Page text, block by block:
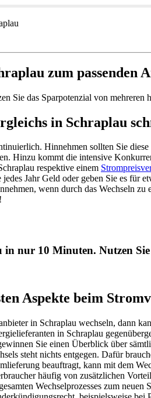
zum passenden
Sie das Sparpotenzial von mehreren
in Schraplau
Hinnehmen sollten Sie
Hinzu kommt die intensive
respektive einem
Jahr Geld oder geben Sie es
wenn durch das Wechseln
in nur 10 Minuten. Nutzen
Aspekte beim
in Schraplau wechseln, dann
in Schraplau
Sie einen Überblick über
steht nichts entgegen. Dafür
beauftragt, kann mit dem
häufig von zusätzlichen
Wechselprozesses zum neuen